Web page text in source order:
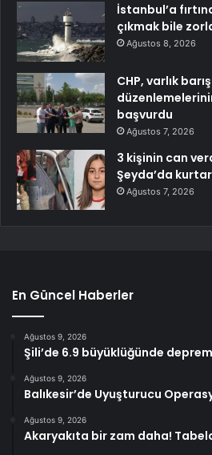
İstanbul’a
çıkmak bile
Ağustos 8, 2026
CHP, varlık
başvurdu
Ağustos 7, 2026
3 kişinin can
Şeyda’da
Ağustos 7, 2026
En Güncel Haberler
Ağustos 9, 2026
Şili’de 6.9 büyüklüğünde deprem
Ağustos 9, 2026
Balıkesir’de Uyuşturucu
Ağustos 9, 2026
Akaryakıta bir zam daha!